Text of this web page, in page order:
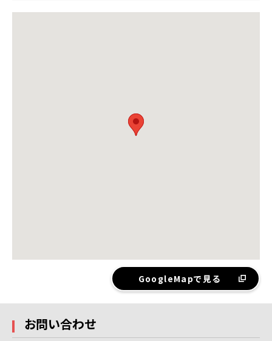
GoogleMapで見る
お問い合わせ